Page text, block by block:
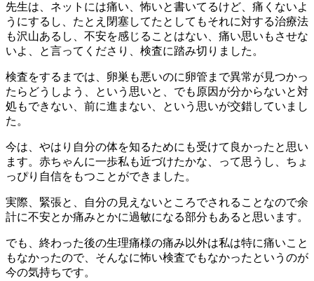
先生は、ネットには痛い、怖いと書いてるけど、痛くないよ
うにするし、たとえ閉塞してたとしてもそれに対する治療法
も沢山あるし、不安を感じることはない、痛い思いもさせな
いよ、と言ってくださり、検査に踏み切りました。
検査をするまでは、卵巣も悪いのに卵管まで異常が見つかっ
たらどうしよう、という思いと、でも原因が分からないと対
処もできない、前に進まない、という思いが交錯していまし
た。
今は、やはり自分の体を知るためにも受けて良かったと思い
ます。赤ちゃんに一歩私も近づけたかな、って思うし、ちょ
っぴり自信をもつことができました。
実際、緊張と、自分の見えないところでされることなので余
計に不安とか痛みとかに過敏になる部分もあると思います。
でも、終わった後の生理痛様の痛み以外は私は特に痛いこと
もなかったので、そんなに怖い検査でもなかったというのが
今の気持ちです。